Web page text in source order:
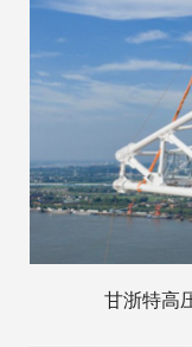
甘浙特高